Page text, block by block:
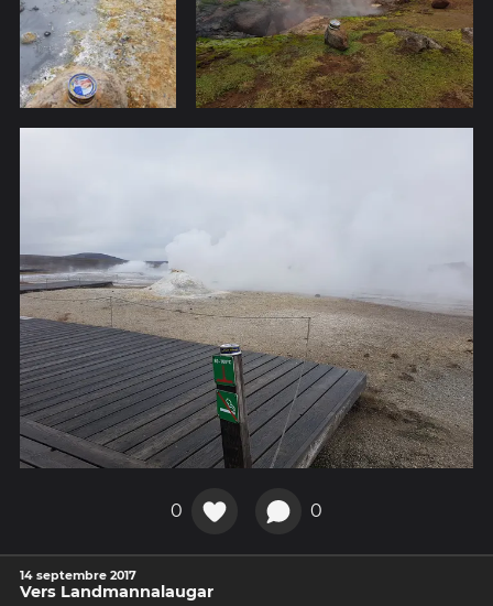
0 0
14 septembre 2017
Vers Landmannalaugar